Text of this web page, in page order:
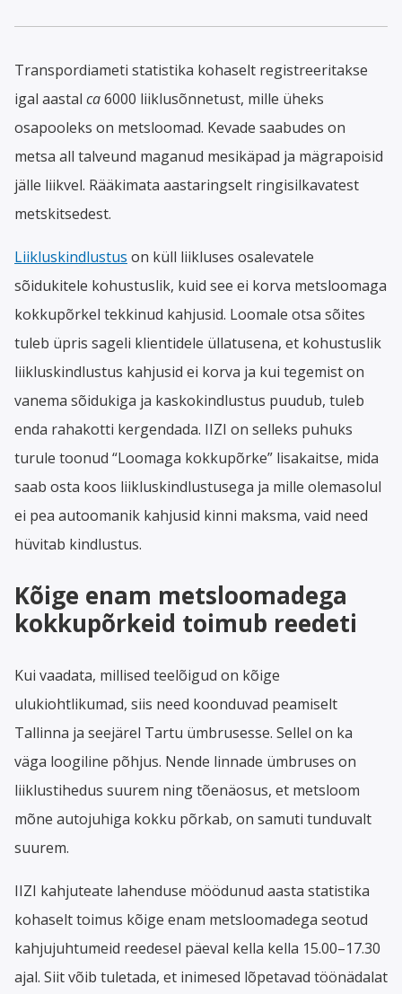
Transpordiameti statistika kohaselt registreeritakse
igal aastal ca6000 liiklusõnnetust, mille üheks
osapooleks on metsloomad. Kevade saabudes on
metsa all talveund maganud mesikäpad ja mägrapoisid
jälle liikvel. Rääkimata aastaringselt ringisilkavatest
metskitsedest.
Liikluskindlustus on küll liikluses osalevatele
sõidukitele kohustuslik, kuid see ei korva metsloomaga
kokkupõrkel tekkinud kahjusid. Loomale otsa sõites
tuleb üpris sageli klientidele üllatusena, et kohustuslik
liikluskindlustus kahjusid ei korva ja kui tegemist on
vanema sõidukiga ja kaskokindlustus puudub, tuleb
enda rahakotti kergendada. IIZI on selleks puhuks
turule toonud “Loomaga kokkupõrke” lisakaitse, mida
saab osta koos liikluskindlustusega ja mille olemasolul
ei pea autoomanik kahjusid kinni maksma, vaid need
hüvitab kindlustus.
Kõige enam metsloomadega
kokkupõrkeid toimub reedeti
Kui vaadata, millised teelõigud on kõige
ulukiohtlikumad, siis need koonduvad peamiselt
Tallinna ja seejärel Tartu ümbrusesse. Sellel on ka
väga loogiline põhjus. Nende linnade ümbruses on
liiklustihedus suurem ning tõenäosus, et metsloom
mõne autojuhiga kokku põrkab, on samuti tunduvalt
suurem.
IIZI kahjuteate lahenduse möödunud aasta statistika
kohaselt toimus kõige enam metsloomadega seotud
kahjujuhtumeid reedesel päeval kella kella 15.00–17.30
ajal. Siit võib tuletada, et inimesed lõpetavad töönädalat